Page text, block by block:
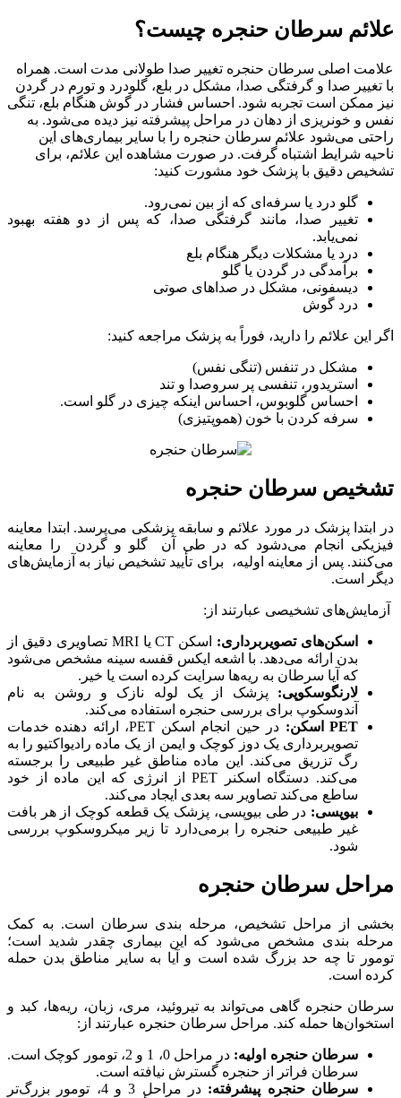
علائم سرطان حنجره چیست؟
علامت اصلی سرطان حنجره تغییر صدا طولانی مدت است. همراه
با تغییر صدا و گرفتگی صدا، مشکل در بلع، گلودرد و تورم در گردن
نیز ممکن است تجربه شود. احساس فشار در گوش هنگام بلع، تنگی
نفس و خونریزی از دهان در مراحل پیشرفته نیز دیده می‌شود. به
راحتی می‌شود علائم سرطان حنجره را با سایر بیماری‌های این
ناحیه شرایط اشتباه گرفت. در صورت مشاهده این علائم، برای
تشخیص دقیق با پزشک خود مشورت کنید:
گلو درد یا سرفه‌ای که از بین نمی‌رود.
تغییر صدا، مانند گرفتگی صدا، که پس از دو هفته بهبود
نمی‌یابد.
درد یا مشکلات دیگر هنگام بلع
برآمدگی در گردن یا گلو
دیسفونی، مشکل در صداهای صوتی
درد گوش
اگر این علائم را دارید، فوراً به پزشک مراجعه کنید:
مشکل در تنفس (تنگی نفس)
استریدور، تنفسی پر سروصدا و تند
احساس گلوبوس، احساس اینکه چیزی در گلو است.
سرفه کردن با خون (هموپتیزی)
تشخیص سرطان حنجره
در ابتدا پزشک در مورد علائم و سابقه پزشکی می‌پرسد. ابتدا معاینه
فیزیکی انجام می‌دشود که در طی آن گلو و گردن را معاینه
می‌کنند. پس از معاینه اولیه، برای تأیید تشخیص نیاز به آزمایش‌های
دیگر است.
آزمایش‌های تشخیصی عبارتند از:
اسکن‌های تصویربرداری:
اسکن CT یا MRI تصاویری دقیق از
بدن ارائه می‌دهد. با اشعه ایکس قفسه سینه مشخص می‌شود
که آیا سرطان به ریه‌ها سرایت کرده است یا خیر.
لارنگوسکوپی: پزشک از یک لوله نازک و روشن به نام
آندوسکوپ برای بررسی حنجره استفاده می‌کند.
PET اسکن:
در حین انجام اسکن PET، ارائه دهنده خدمات
تصویربرداری یک دوز کوچک و ایمن از یک ماده رادیواکتیو را به
رگ تزریق می‌کند. این ماده مناطق غیر طبیعی را برجسته
می‌کند. دستگاه اسکنر PET از انرژی که این ماده از خود
ساطع می‌کند تصاویر سه بعدی ایجاد می‌کند.
بیوپسی: در طی بیوپسی، پزشک یک قطعه کوچک از هر بافت
غیر طبیعی حنجره را برمی‌دارد تا زیر میکروسکوپ بررسی
شود.
مراحل سرطان حنجره
بخشی از مراحل تشخیص، مرحله بندی سرطان است. به کمک
مرحله بندی مشخص می‌شود که این بیماری چقدر شدید است؛
تومور تا چه حد بزرگ شده است و آیا به سایر مناطق بدن حمله
کرده است.
سرطان حنجره گاهی می‌تواند به تیروئید، مری، زبان، ریه‌ها، کبد و
استخوان‌ها حمله کند. مراحل سرطان حنجره عبارتند از:
سرطان حنجره اولیه:
در مراحل 0، 1 و 2، تومور کوچک است.
سرطان فراتر از حنجره گسترش نیافته است.
سرطان حنجره پیشرفته:
در مراحل 3 و 4، تومور بزرگ‌تر